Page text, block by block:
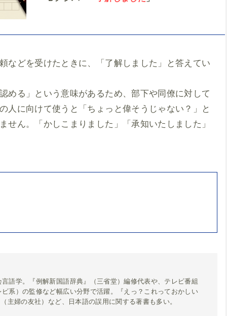
などを受けたときに、「了解しました」と答えてい
める」という意味があるため、部下や同僚に対して
人に向けて使うと「ちょっと偉そうじゃない？」と
せん。「かしこまりました」「承知いたしました」
語学。『例解新国語辞典』（三省堂）編修代表や、テレビ番組
系）の監修など幅広い分野で活躍。『えっ？これっておかしい
婦の友社）など、日本語の誤用に関する著書も多い。